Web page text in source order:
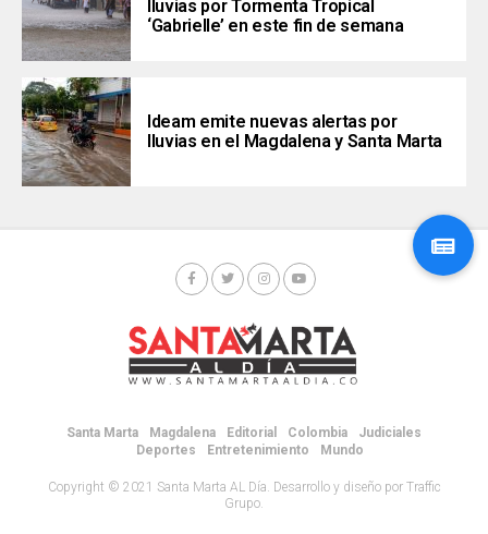
lluvias por Tormenta Tropical
‘Gabrielle’ en este fin de semana
Ideam emite nuevas alertas por
lluvias en el Magdalena y Santa Marta
Santa Marta Magdalena Editorial Colombia
Judiciales
Deportes
Entretenimiento Mundo
Copyright © 2021 Santa Marta AL Día. Desarrollo y diseño por Traffic
Grupo.